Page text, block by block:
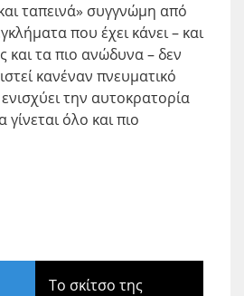
ταπεινά» συγγνώμη από
που έχει κάνει – και
και τα πιο ανώδυνα – δεν
κανέναν πνευματικό
την αυτοκρατορία
όλο και πιο
Το σκίτσο της